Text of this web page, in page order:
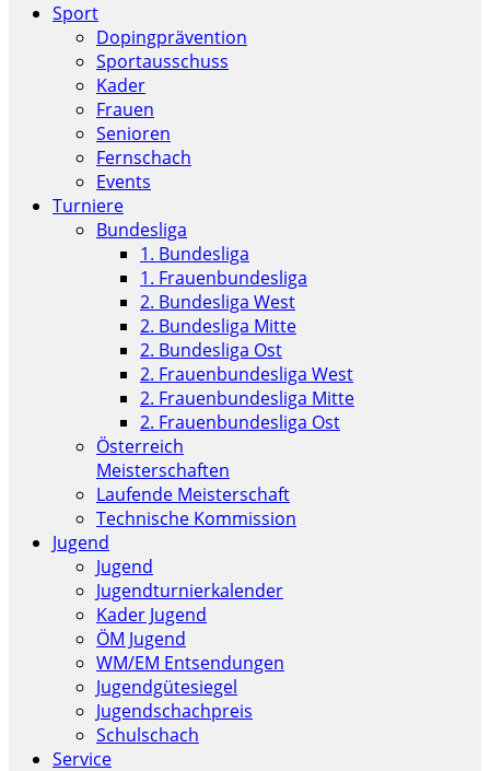
Sport
Dopingprävention
Sportausschuss
Kader
Frauen
Senioren
Fernschach
Events
Turniere
Bundesliga
1. Bundesliga
1. Frauenbundesliga
2. Bundesliga West
2. Bundesliga Mitte
2. Bundesliga Ost
2. Frauenbundesliga West
2. Frauenbundesliga Mitte
2. Frauenbundesliga Ost
Österreich
Meisterschaften
Laufende Meisterschaft
Technische Kommission
Jugend
Jugend
Jugendturnierkalender
Kader Jugend
ÖM Jugend
WM/EM Entsendungen
Jugendgütesiegel
Jugendschachpreis
Schulschach
Service